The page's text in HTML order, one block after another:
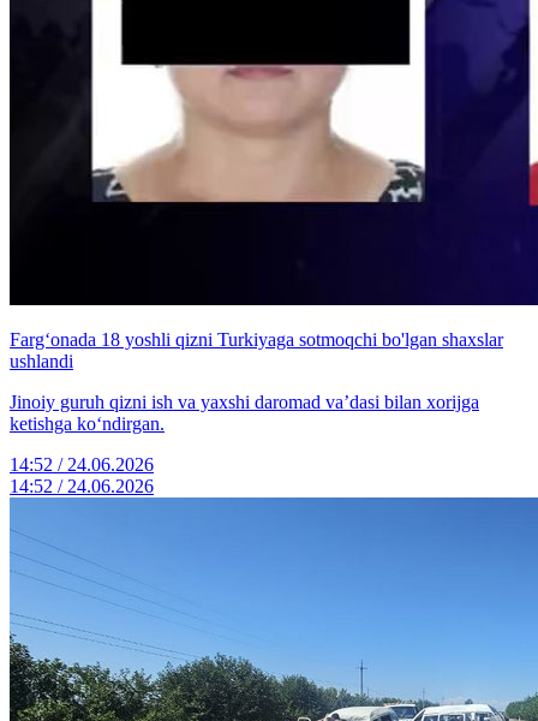
Farg‘onada 18 yoshli qizni Turkiyaga sotmoqchi bo'lgan shaxslar
ushlandi
Jinoiy guruh qizni ish va yaxshi daromad va’dasi bilan xorijga
ketishga ko‘ndirgan.
14:52 / 24.06.2026
14:52 / 24.06.2026